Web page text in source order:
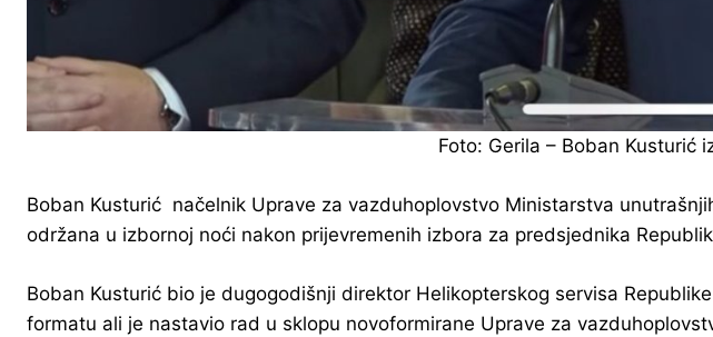
Foto: Gerila – Boban Kusturić
Boban Kusturić načelnik Uprave za vazduhoplovstvo Ministarstva
održana u izbornoj noći nakon prijevremenih izbora za predsjednika
Boban Kusturić bio je dugogodišnji direktor Helikopterskog servisa
formatu ali je nastavio rad u sklopu novoformirane Uprave za